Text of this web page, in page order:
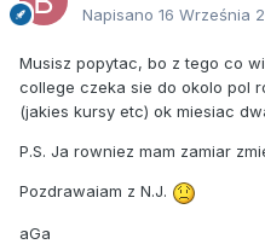
Napisano 16 Września
Musisz popytac, bo z tego co
college czeka sie do okolo pol
(jakies kursy etc) ok miesiac
P.S. Ja rowniez mam zamiar
Pozdrawaiam z N.J.
aGa